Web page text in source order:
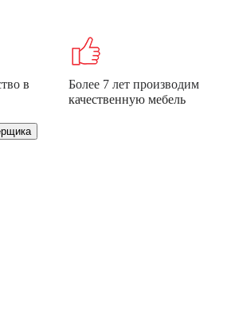
в
Более 7 летпроизводим
качественную мебель